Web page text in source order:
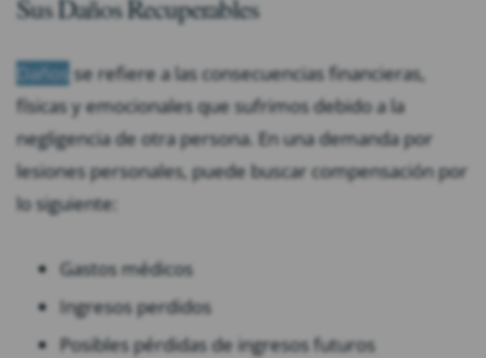
Sus Daños Recuperables
Daños se refiere a las consecuencias financieras,
físicas y emocionales que sufrimos debido a la
negligencia de otra persona. En una demanda por
lesiones personales, puede buscar compensación por
lo siguiente:
Gastos médicos
Ingresos perdidos
Posibles pérdidas de ingresos futuros